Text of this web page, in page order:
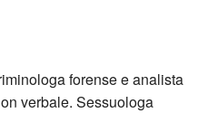
forense e analista
verbale. Sessuologa